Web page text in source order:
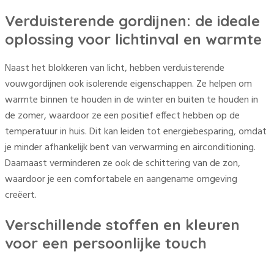
Verduisterende gordijnen: de ideale
oplossing voor lichtinval en warmte
Naast het blokkeren van licht, hebben verduisterende
vouwgordijnen ook isolerende eigenschappen. Ze helpen om
warmte binnen te houden in de winter en buiten te houden in
de zomer, waardoor ze een positief effect hebben op de
temperatuur in huis. Dit kan leiden tot energiebesparing, omdat
je minder afhankelijk bent van verwarming en airconditioning.
Daarnaast verminderen ze ook de schittering van de zon,
waardoor je een comfortabele en aangename omgeving
creëert.
Verschillende stoffen en kleuren
voor een persoonlijke touch